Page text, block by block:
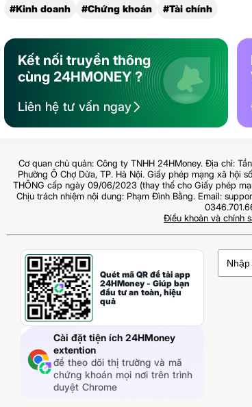
#Kinh doanh #Chứng khoán #Tài chính
Kết nối truyền thông
cùng 24HMONEY ?
Liên hệ tư vấn ngay
Cơ quan chủ quản: Công ty TNHH 24HMoney. Địa chỉ:
Phường Ô Chợ Dừa, TP. Hà Nội. Giấy phép mạng xã hội
THÔNG cấp ngày 09/06/2023 (thay thế cho Giấy phép
Chịu trách nhiệm nội dung: Phạm Đình Bằng. Email:
Điều khoản và chính
Quét mã QR để tải app
24HMoney - Giúp bạn
đầu tư an toàn, hiệu
quả
Cài đặt tiện ích 24HMoney
extention
để theo dõi thị trường và mã
chứng khoán mọi nơi trên trình
duyệt Chrome